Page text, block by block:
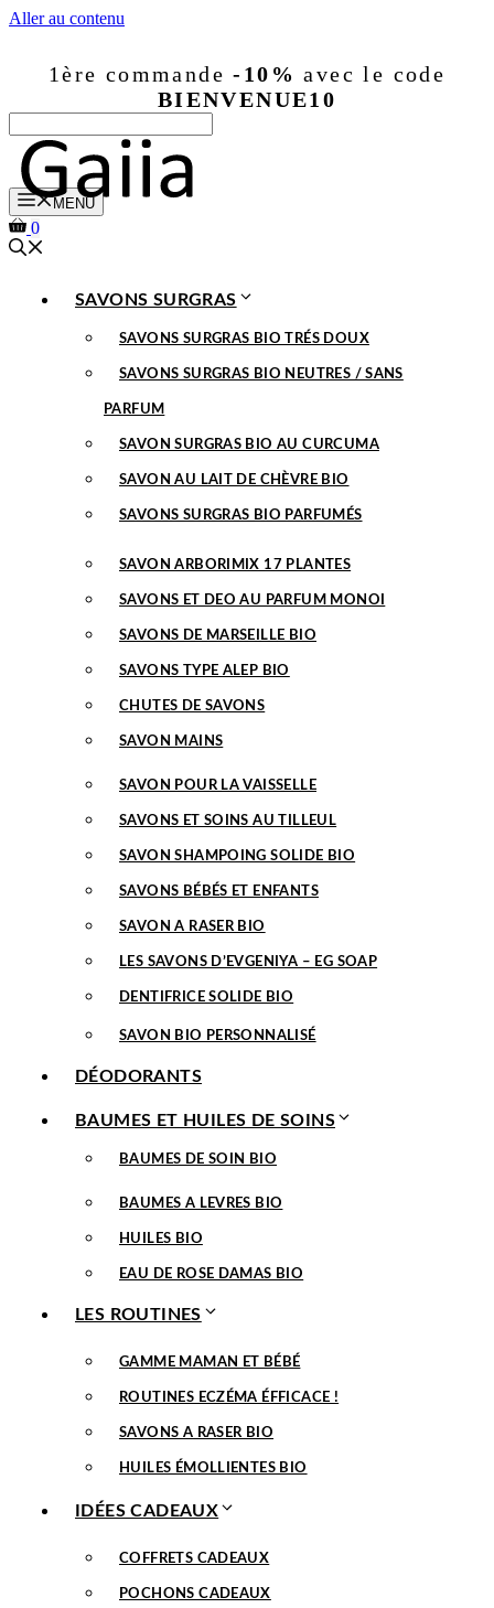
Aller au contenu
1ère commande-10% avec le code
BIENVENUE10
MENU
0
SAVONS SURGRAS
SAVONS SURGRAS BIO TRÉS DOUX
SAVONS SURGRAS BIO NEUTRES / SANS
PARFUM
SAVON SURGRAS BIO AU CURCUMA
SAVON AU LAIT DE CHÈVRE BIO
SAVONS SURGRAS BIO PARFUMÉS
SAVON ARBORIMIX 17 PLANTES
SAVONS ET DEO AU PARFUM MONOI
SAVONS DE MARSEILLE BIO
SAVONS TYPE ALEP BIO
CHUTES DE SAVONS
SAVON MAINS
SAVON POUR LA VAISSELLE
SAVONS ET SOINS AU TILLEUL
SAVON SHAMPOING SOLIDE BIO
SAVONS BÉBÉS ET ENFANTS
SAVON A RASER BIO
LES SAVONS D’EVGENIYA – EG SOAP
DENTIFRICE SOLIDE BIO
SAVON BIO PERSONNALISÉ
DÉODORANTS
BAUMES ET HUILES DE SOINS
BAUMES DE SOIN BIO
BAUMES A LEVRES BIO
HUILES BIO
EAU DE ROSE DAMAS BIO
LES ROUTINES
GAMME MAMAN ET BÉBÉ
ROUTINES ECZÉMA ÉFFICACE !
SAVONS A RASER BIO
HUILES ÉMOLLIENTES BIO
IDÉES CADEAUX
COFFRETS CADEAUX
POCHONS CADEAUX